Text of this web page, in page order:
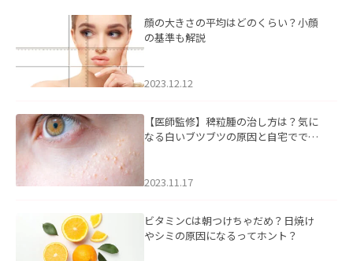
顔の大きさの平均はどのくらい？小顔
の基準も解説
2023.12.12
【医師監修】稗粒腫の治し方は？気に
なる白いブツブツの原因と自宅ででき
2023.11.17
ビタミンCは朝つけちゃだめ？日焼け
やシミの原因になるってホント？